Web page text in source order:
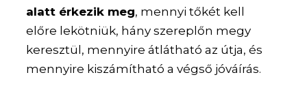
alatt érkezik meg, mennyi tőkét kell
előre lekötniük, hány szereplőn megy
keresztül, mennyire átlátható az útja, és
mennyire kiszámítható a végső jóváírás.